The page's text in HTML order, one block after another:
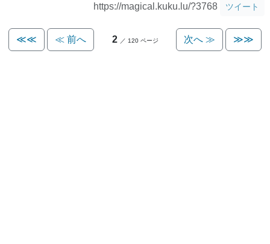
https://magical.kuku.lu/?3768 ツイート
≪≪ ≪ 前へ 2 ／ 120 ページ 次へ ≫ ≫≫